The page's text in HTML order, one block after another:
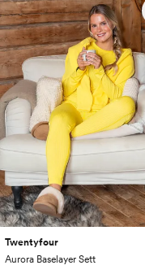
Twentyfour
Aurora Baselayer Sett